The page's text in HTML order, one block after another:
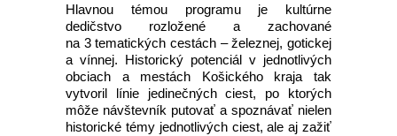
Hlavnou témou programu je kultúrne
dedičstvo rozložené a zachované
na 3 tematických cestách – železnej, gotickej
a vínnej. Historický potenciál v jednotlivých
obciach a mestách Košického kraja tak
vytvoril línie jedinečných ciest, po ktorých
môže návštevník putovať a spoznávať nielen
historické témy jednotlivých ciest, ale aj zažiť